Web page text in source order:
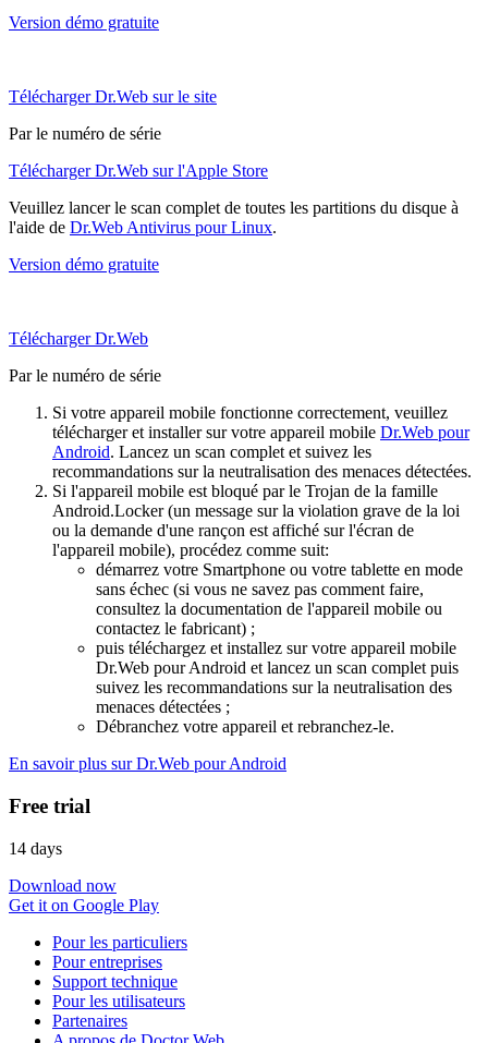
Version démo gratuite
Télécharger Dr.Web sur le site
Par le numéro de série
Télécharger Dr.Web sur l'Apple Store
Veuillez lancer le scan complet de toutes les partitions du disque à
l'aide de Dr.Web Antivirus pour Linux.
Version démo gratuite
Télécharger Dr.Web
Par le numéro de série
Si votre appareil mobile fonctionne correctement, veuillez
télécharger et installer sur votre appareil mobile Dr.Web pour
Android. Lancez un scan complet et suivez les
recommandations sur la neutralisation des menaces détectées.
Si l'appareil mobile est bloqué par le Trojan de la famille
Android.Locker (un message sur la violation grave de la loi
ou la demande d'une rançon est affiché sur l'écran de
l'appareil mobile), procédez comme suit:
démarrez votre Smartphone ou votre tablette en mode
sans échec (si vous ne savez pas comment faire,
consultez la documentation de l'appareil mobile ou
contactez le fabricant) ;
puis téléchargez et installez sur votre appareil mobile
Dr.Web pour Android et lancez un scan complet puis
suivez les recommandations sur la neutralisation des
menaces détectées ;
Débranchez votre appareil et rebranchez-le.
En savoir plus sur Dr.Web pour Android
Free trial
14 days
Download now
Get it on Google Play
Pour les particuliers
Pour entreprises
Support technique
Pour les utilisateurs
Partenaires